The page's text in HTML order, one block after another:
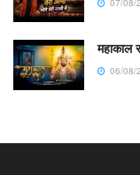
07/08/
महाकाल
06/08/